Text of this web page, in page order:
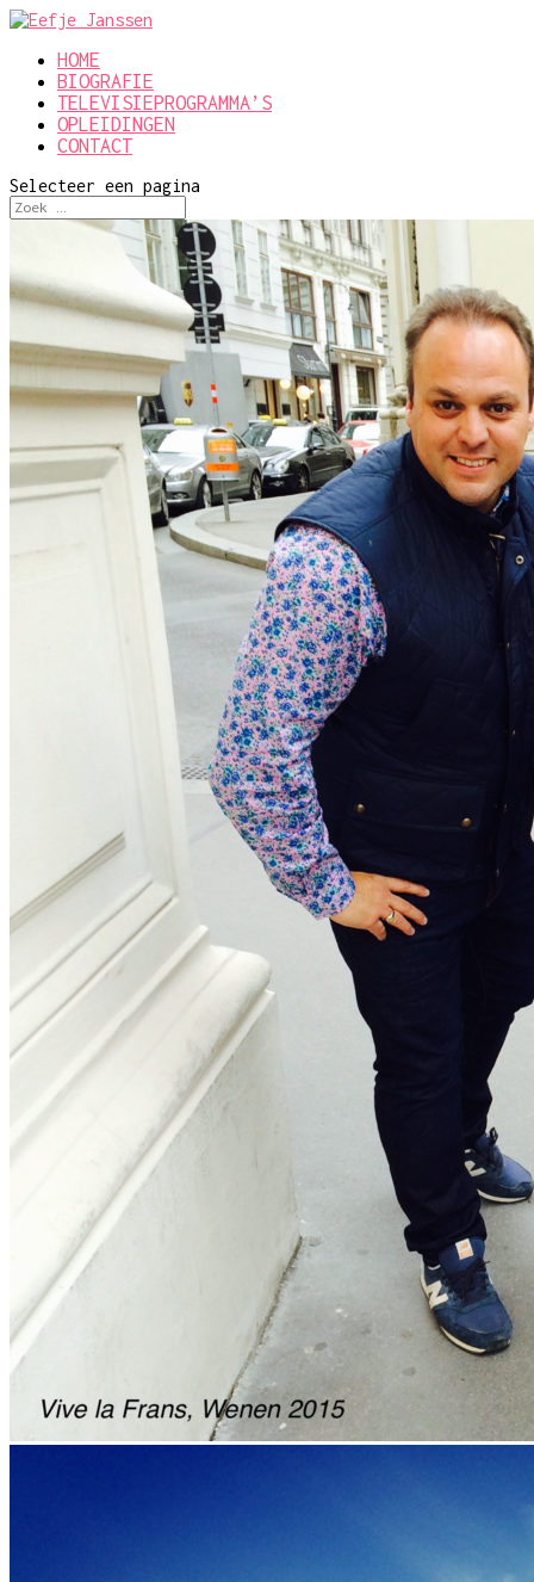
HOME
BIOGRAFIE
TELEVISIEPROGRAMMA’S
OPLEIDINGEN
CONTACT
Selecteer een pagina